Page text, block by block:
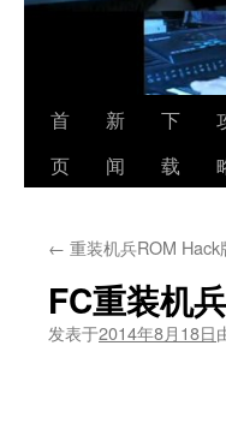
首
页
新
闻
下
载
← 重装机兵ROM
FC重装机
发表于2014年8月18日